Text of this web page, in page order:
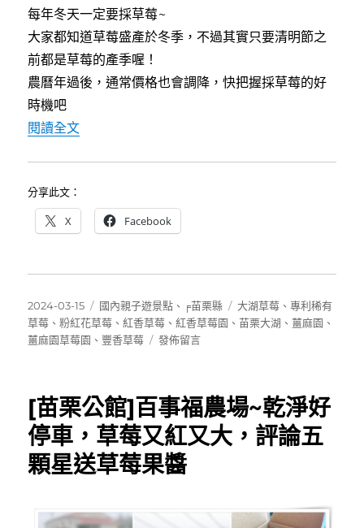
每年冬天一定要採草莓~
大家都知道草莓盛產於冬季，不過其實只要清明節之
前都是草莓的產季喔！
農曆年過後，通常價格也會調降，快把握採草莓的好
時機吧
閱讀全文〈[大湖]紅香草莓園～別處沒有的好滋味自家培
分享此文：
X Facebook
發
佈
日
2024-03-15
分
類
國內親子遊景點 、 ╒苗栗縣
標
籤
大湖草莓 、專利稀有
草莓 、粉紅花草莓 、紅香草莓 、紅香草莓園 、苗栗大湖 、薑麻園 、
薑麻園草莓園 、 豐香草莓
在
香
草
莓
園
～
發佈留言
[苗栗公館]百事福農場~乾淨好
停車，草莓又紅又大，評論五
顆星送草莓果醬